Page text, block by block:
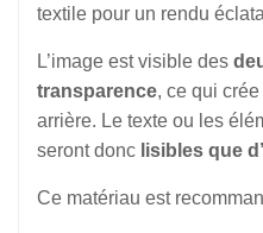
textile pour un rendu
L’image est visible des
transparence, ce qui crée
arrière. Le texte ou les
seront donc lisibles que
Ce matériau est